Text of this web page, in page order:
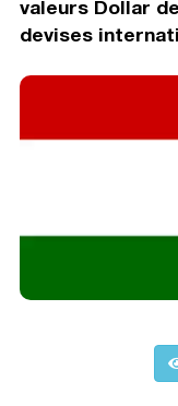
valeurs Dollar
devises